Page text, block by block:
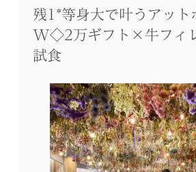
残1*等身大で叶うアット
W◇2万ギフト×牛フィ
試食